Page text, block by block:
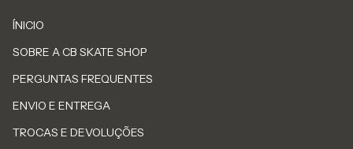
ÍNICIO
SOBRE A CB SKATE SHOP
PERGUNTAS FREQUENTES
ENVIO E ENTREGA
TROCAS E DEVOLUÇÕES